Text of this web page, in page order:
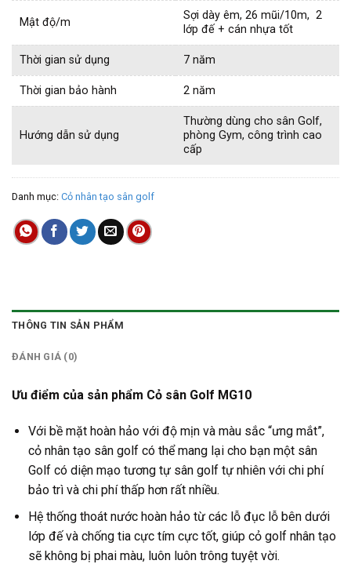
Mật độ/m
Sợi dày êm, 26 mũi/10m, 2
lớp đế + cán nhựa tốt
Thời gian sử dụng 7 năm
Thời gian bảo hành 2 năm
Hướng dẫn sử dụng
Thường dùng cho sân Golf,
phòng Gym, công trình cao
cấp
Danh mục: Cỏ nhân tạo sân golf
THÔNG TIN SẢN PHẨM
ĐÁNH GIÁ (0)
Ưu điểm của sản phẩm Cỏ sân Golf MG10
Với bề mặt hoàn hảo với độ mịn và màu sắc “ưng mắt”,
cỏ nhân tạo sân golf có thể mang lại cho bạn một sân
Golf có diện mạo tương tự sân golf tự nhiên với chi phí
bảo trì và chi phí thấp hơn rất nhiều.
Hệ thống thoát nước hoàn hảo từ các lỗ đục lỗ bên dưới
lớp đế và chống tia cực tím cực tốt, giúp cỏ golf nhân tạo
sẽ không bị phai màu, luôn luôn trông tuyệt vời.